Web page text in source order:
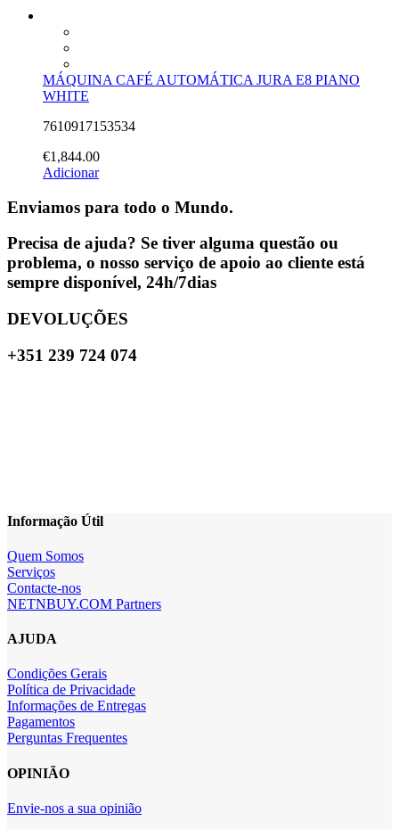
MÁQUINA CAFÉ AUTOMÁTICA JURA E8 PIANO
WHITE
7610917153534
€1,844.00
Adicionar
Enviamos para todo o Mundo.
Precisa de ajuda? Se tiver alguma questão ou
problema, o nosso serviço de apoio ao cliente está
sempre disponível, 24h/7dias
DEVOLUÇÕES
+351 239 724 074
Informação Útil
Quem Somos
Serviços
Contacte-nos
NETNBUY.COM Partners
AJUDA
Condições Gerais
Política de Privacidade
Informações de Entregas
Pagamentos
Perguntas Frequentes
OPINIÃO
Envie-nos a sua opinião